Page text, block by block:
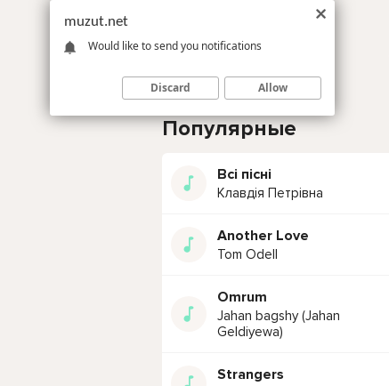
Популярные
Всі пісні
Клавдія Петрівна
Another Love
Tom Odell
Omrum
Jahan bagshy (Jahan
Geldiyewa)
Strangers
muzut.net
Would like to send you notifications
Discard Allow